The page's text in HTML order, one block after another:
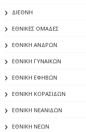
ΔΙΕΘΝΗ
ΕΘΝΙΚΕΣ ΟΜΑΔΕΣ
ΕΘΝΙΚΗ ΑΝΔΡΩΝ
ΕΘΝΙΚΗ ΓΥΝΑΙΚΩΝ
ΕΘΝΙΚΗ ΕΦΗΒΩΝ
ΕΘΝΙΚΗ ΚΟΡΑΣΙΔΩΝ
ΕΘΝΙΚΗ ΝΕΑΝΙΔΩΝ
ΕΘΝΙΚΗ ΝΕΩΝ